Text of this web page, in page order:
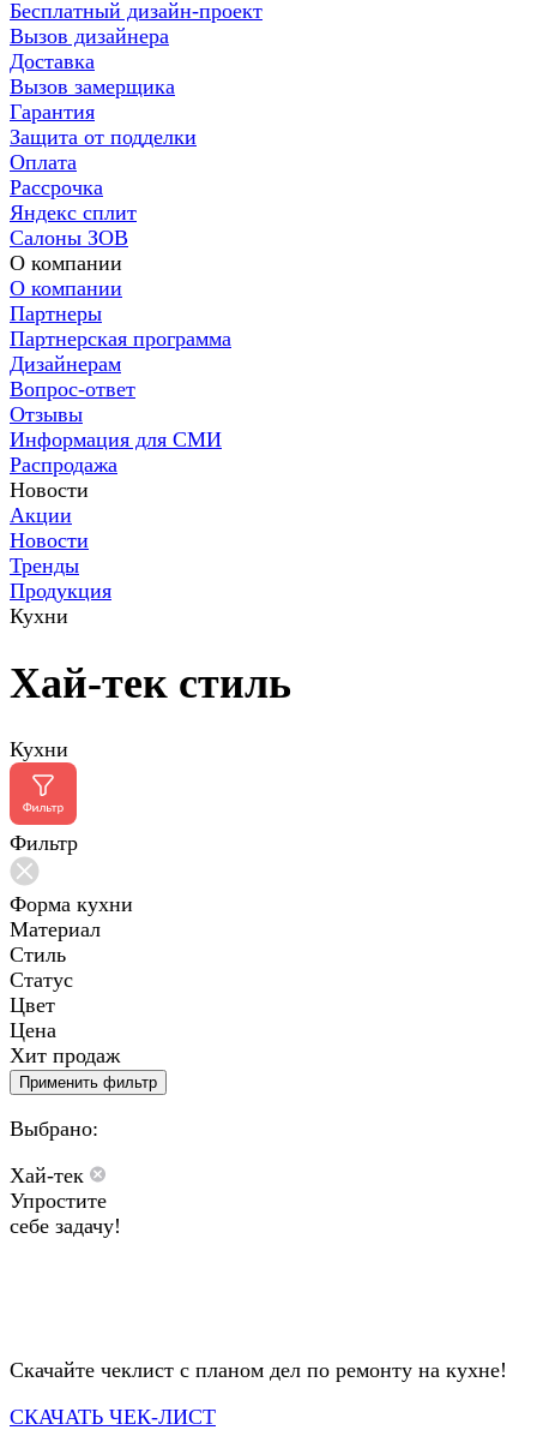
Бесплатный дизайн-проект
Вызов дизайнера
Доставка
Вызов замерщика
Гарантия
Защита от подделки
Оплата
Рассрочка
Яндекс сплит
Салоны ЗОВ
О компании
О компании
Партнеры
Партнерская программа
Дизайнерам
Вопрос-ответ
Отзывы
Информация для СМИ
Распродажа
Новости
Акции
Новости
Тренды
Продукция
Кухни
Хай-тек стиль
Кухни
Фильтр
Форма кухни
Материал
Стиль
Статус
Цвет
Цена
Хит продаж
Применить фильтр
Выбрано:
Хай-тек
Упростите
себе задачу!
Скачайте чеклист с планом дел по ремонту на кухне!
СКАЧАТЬ ЧЕК-ЛИСТ